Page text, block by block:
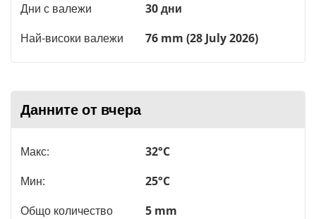
Дни с валежи
30 дни
Най-високи валежи
76 mm (28 July 2026)
Данните от вчера
Макс:
32°C
Мин:
25°C
Общо количество
5 mm